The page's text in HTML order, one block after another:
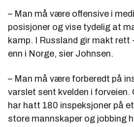
– Man må være offensive i
posisjoner og vise tydelig at
kamp. I Russland gir makt rett
enn i Norge, sier Johnsen.
– Man må være forberedt på
varslet sent kvelden i forveien.
har hatt 180 inspeksjoner på
store mannskaper og jobbing